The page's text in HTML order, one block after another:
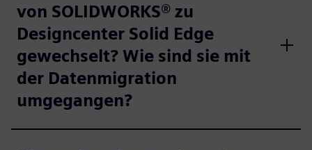
von SOLIDWORKS® zu
Designcenter Solid Edge
gewechselt? Wie sind sie mit
der Datenmigration
umgegangen?